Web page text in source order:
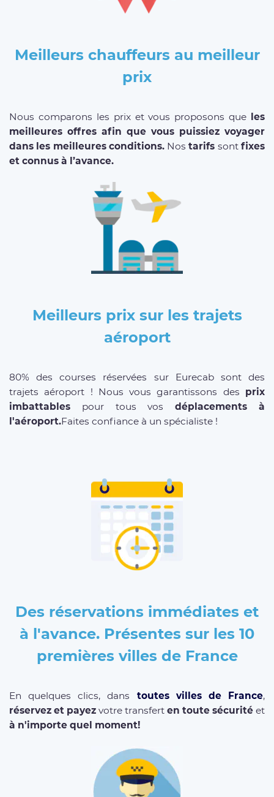
Meilleurs chauffeurs au meilleur
prix
Nous comparons les prix et vous proposons que
les
meilleures offres afin que vous puissiez voyager
dans les meilleures conditions. Nostarifs sontfixes
et connus à l’avance.
Meilleurs prix sur les trajets
aéroport
80% des courses réservées sur Eurecab sont des
trajets aéroport ! Nous vous garantissons des prix
imbattables pour tous vosdéplacements à
l'aéroport.Faites confiance à un spécialiste !
Des réservations immédiates et
à l'avance. Présentes sur les 10
premières villes de France
En quelques clics, dans toutes villes de France,
réservez et payez votre transfert en toute sécurité et
à n'importe quel moment!